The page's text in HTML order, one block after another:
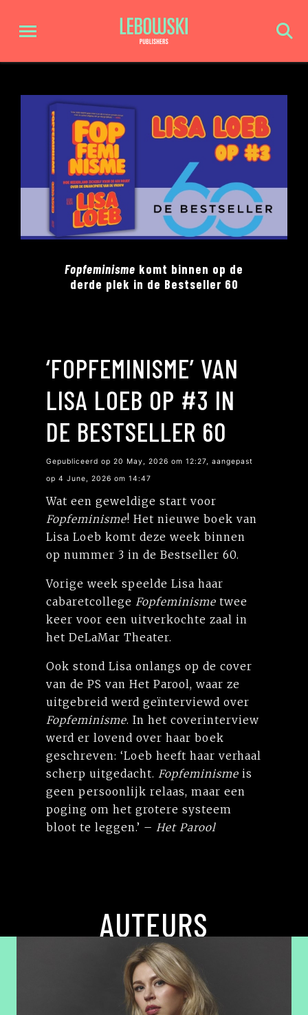
Fopfeminisme komt binnen op de
derde plek in de Bestseller 60
‘FOPFEMINISME’ VAN
LISA LOEB OP #3 IN
DE BESTSELLER 60
Gepubliceerd op 20 May, 2026 om 12:27, aangepast
op 4 June, 2026 om 14:47
Wat een geweldige start voor
Fopfeminisme! Het nieuwe boek van
Lisa Loeb komt deze week binnen
op nummer 3 in de Bestseller 60.
Vorige week speelde Lisa haar
cabaretcollege Fopfeminismetwee
keer voor een uitverkochte zaal in
het DeLaMar Theater.
Ook stond Lisa onlangs op de cover
van de PS van Het Parool, waar ze
uitgebreid werd geïnterviewd over
Fopfeminisme. In het coverinterview
werd er lovend over haar boek
geschreven: ‘Loeb heeft haar verhaal
scherp uitgedacht. Fopfeminisme is
geen persoonlijk relaas, maar een
poging om het grotere systeem
bloot te leggen.’ – Het Parool
AUTEURS